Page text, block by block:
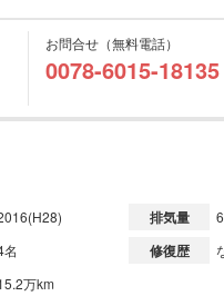
お問合せ（無料電話）
0078-6015-18135
(H28) 排気量
名 修復歴
万km